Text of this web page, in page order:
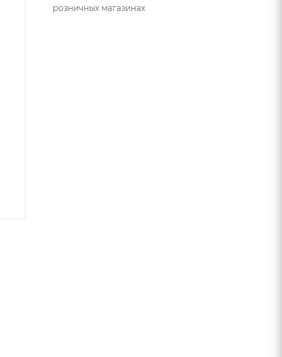
розничных магазинах